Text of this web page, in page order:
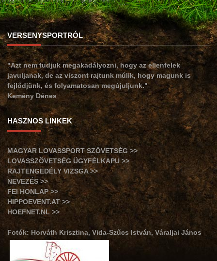
VERSENYSPORTRÓL
"Azt nem tudjuk megakadályozni, hogy az ellenfelek
javuljanak, de az viszont rajtunk múlik, hogy magunk is
fejlődjünk, és folyamatosan megújuljunk."
Kemény Dénes
HASZNOS LINKEK
MAGYAR LOVASSPORT SZÖVETSÉG >>
LOVASSZÖVETSÉG ÜGYFÉLKAPU >>
RAJTENGEDÉLY VIZSGA >>
NEVEZÉS >>
FEI HONLAP >>
HIPPOEVENT.AT >>
HOEFNET.NL >>
Fotók: Horváth Krisztina, Vida-Szűcs István, Váraljai János